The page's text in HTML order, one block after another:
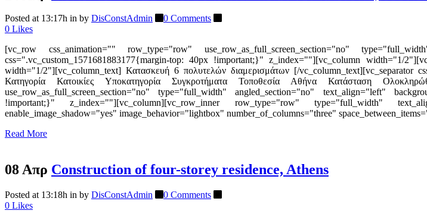
Posted at 13:17h in by DisConstAdmin
0 Comments
0 Likes
[vc_row css_animation="" row_type="row" use_row_as_full_screen_section="no"
css=".vc_custom_1571681883177{margin-top: 40px !important;}" z_index=""][vc_column width="1/
width="1/2"][vc_column_text] Κατασκευή 6 πολυτελών διαμερισμάτων [/
Κατηγορία Κατοικίες Υποκατηγορία Συγκροτήματα Τοποθεσία Αθήνα Κατάσταση
use_row_as_full_screen_section="no" type="full_width" angled_section="no" text_align="left"
!important;}" z_index=""][vc_column][vc_row_inner row_type="row" type="full_width"
enable_image_shadow="yes" image_behavior="lightbox" number_of_columns="three"
Read More
08 Απρ Construction of four-storey residence, Athens
Posted at 13:18h in by DisConstAdmin
0 Comments
0 Likes